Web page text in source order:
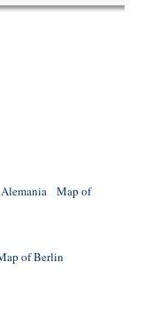
Map of
of Berlin